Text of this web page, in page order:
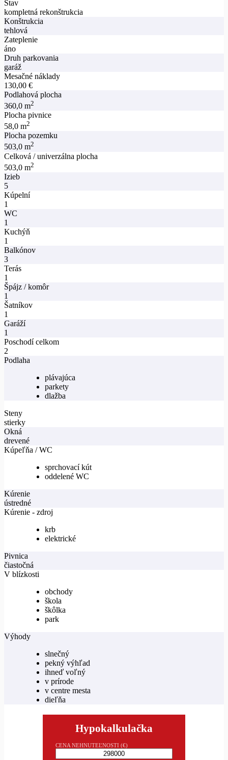
Stav
kompletná rekonštrukcia
Konštrukcia
tehlová
Zateplenie
áno
Druh parkovania
garáž
Mesačné náklady
130,00 €
Podlahová plocha
360,0 m2
Plocha pivnice
58,0 m2
Plocha pozemku
503,0 m2
Celková / univerzálna plocha
503,0 m2
Izieb
5
Kúpelní
1
WC
1
Kuchýň
1
Balkónov
3
Terás
1
Špájz / komôr
1
Šatníkov
1
Garáží
1
Poschodí celkom
2
Podlaha
plávajúca
parkety
dlažba
Steny
stierky
Okná
drevené
Kúpeľňa / WC
sprchovací kút
oddelené WC
Kúrenie
ústredné
Kúrenie - zdroj
krb
elektrické
Pivnica
čiastočná
V blízkosti
obchody
škola
škôlka
park
Výhody
slnečný
pekný výhľad
ihneď voľný
v prírode
v centre mesta
dieľňa
Hypokalkulačka
CENA NEHNUTEĽNOSTI (€)